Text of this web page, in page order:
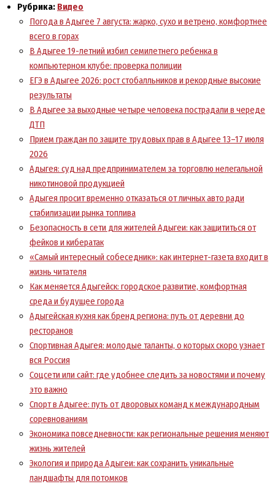
Рубрика: Видео
Погода в Адыгее 7 августа: жарко, сухо и ветрено, комфортнее
всего в горах
В Адыгее 19-летний избил семилетнего ребенка в
компьютерном клубе: проверка полиции
ЕГЭ в Адыгее 2026: рост стобалльников и рекордные высокие
результаты
В Адыгее за выходные четыре человека пострадали в череде
ДТП
Прием граждан по защите трудовых прав в Адыгее 13–17 июля
2026
Адыгея: суд над предпринимателем за торговлю нелегальной
никотиновой продукцией
Адыгея просит временно отказаться от личных авто ради
стабилизации рынка топлива
Безопасность в сети для жителей Адыгеи: как защититься от
фейков и кибератак
«Самый интересный собеседник»: как интернет-газета входит в
жизнь читателя
Как меняется Адыгейск: городское развитие, комфортная
среда и будущее города
Адыгейская кухня как бренд региона: путь от деревни до
ресторанов
Спортивная Адыгея: молодые таланты, о которых скоро узнает
вся Россия
Соцсети или сайт: где удобнее следить за новостями и почему
это важно
Спорт в Адыгее: путь от дворовых команд к международным
соревнованиям
Экономика повседневности: как региональные решения меняют
жизнь жителей
Экология и природа Адыгеи: как сохранить уникальные
ландшафты для потомков